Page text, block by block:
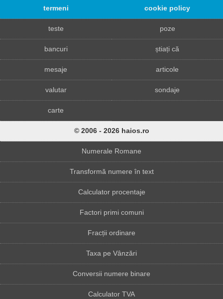
termeni cookie policy
teste poze
bancuri știați că
mesaje articole
valutar sondaje
carte
© 2006 - 2026 haios.ro
Numerale Romane
Transformă numere în text
Calculator procentaje
Factori primi comuni
Fracții ordinare
Taxa pe Vânzări
Conversii numere binare
Calculator TVA